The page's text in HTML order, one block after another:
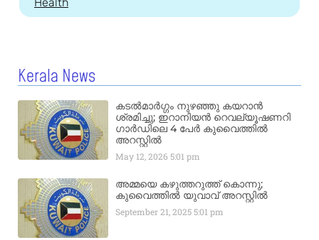
Kerala News
കടൽമാർഗ്ഗം നുഴഞ്ഞു കയറാൻ
ശ്രമിച്ചു; ഇറാനിയൻ റെവല്യൂഷണറി
ഗാർഡിലെ 4 പേർ കുവൈത്തിൽ
അറസ്റ്റിൽ
May 12, 20265:01 pm
അമ്മയെ കഴുത്തറുത്ത് കൊന്നു;
കുവൈത്തിൽ യുവാവ് അറസ്റ്റിൽ
September 21, 20255:01 pm